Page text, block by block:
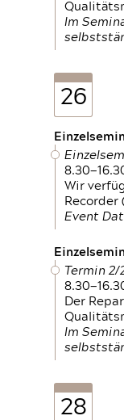
Im
26
Wir
Recorder
Event
Termin
Der
Im
28